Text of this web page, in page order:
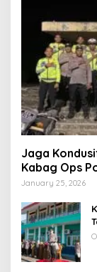
Jaga
Kabag Ops
Kondisi
January 25, 2026